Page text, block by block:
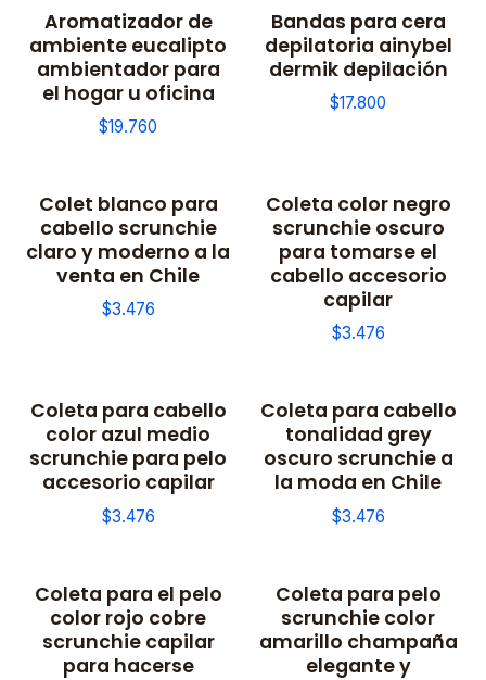
Aromatizador de
ambiente eucalipto
ambientador para
el hogar u oficina
$19.760
Bandas para cera
depilatoria ainybel
dermik depilación
$17.800
Colet blanco para
cabello scrunchie
claro y moderno a la
venta en Chile
$3.476
Coleta color negro
scrunchie oscuro
para tomarse el
cabello accesorio
capilar
$3.476
Coleta para cabello
color azul medio
scrunchie para pelo
accesorio capilar
$3.476
Coleta para cabello
tonalidad grey
oscuro scrunchie a
la moda en Chile
$3.476
Coleta para el pelo
color rojo cobre
scrunchie capilar
para hacerse
Coleta para pelo
scrunchie color
amarillo champaña
elegante y